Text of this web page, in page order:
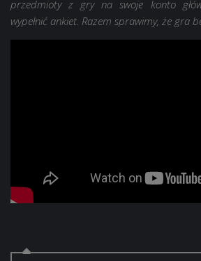
przedmioty z gry na swoje konto
wypełnić ankiet. Razem sprawimy, że gra